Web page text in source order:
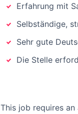
Erfahrung mit
Selbständige,
Sehr gute
Die Stelle
This job requires